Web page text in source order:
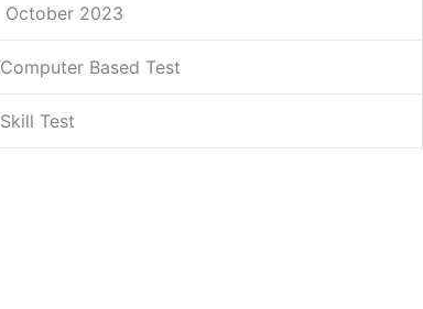
October 2023
Computer Based Test
Skill Test